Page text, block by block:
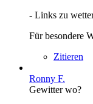
- Links zu
Für besondere
Zitieren
Ronny F.
Gewitter wo?